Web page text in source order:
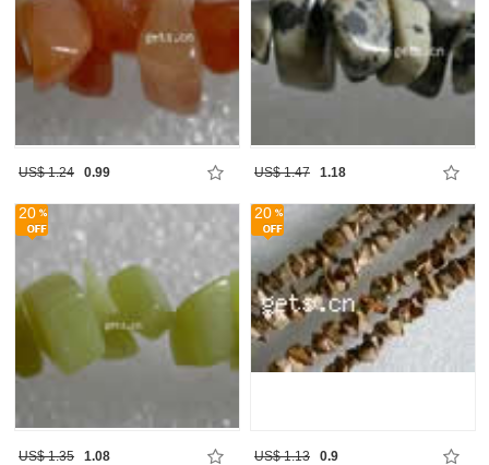
US$ 1.24 0.99 US$ 1.47 1.18
20
US$ 1.35 1.08
20
US$ 1.13 0.9